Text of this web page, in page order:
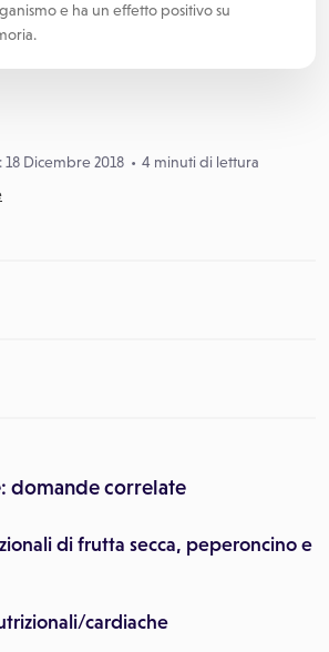
e ha un effetto positivo su
Dicembre 2018
4 minuti di lettura
domande correlate
di frutta secca, peperoncino e
cardiache